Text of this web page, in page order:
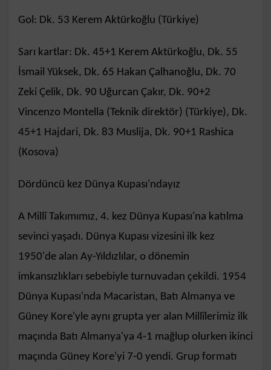
Gol: Dk. 53 Kerem Aktürkoğlu (Türkiye)
Sarı kartlar: Dk. 45+1 Kerem Aktürkoğlu, Dk. 55
İsmail Yüksek, Dk. 65 Hakan Çalhanoğlu, Dk. 70
Zeki Çelik, Dk. 90 Uğurcan Çakır, Dk. 90+2
Vincenzo Montella (Teknik direktör) (Türkiye), Dk.
45+1 Hajdari, Dk. 83 Muslija, Dk. 90+1 Rashica
(Kosova)
Dördüncü kez Dünya Kupası'ndayız
A Millî Takımımız, 4. kez Dünya Kupası'na katılma
sevinci yaşadı. Dünya Kupası vizesini ilk kez
1950'de alan Ay-Yıldızlılar, o dönemin
imkansızlıkları sebebiyle turnuvadan çekildi. 1954
Dünya Kupası'nda Macaristan, Batı Almanya ve
Güney Kore'yle aynı grupta yer alan Millîlerimiz ilk
maçında Batı Almanya'ya 4-1 mağlup olurken ikinci
maçında Güney Kore'yi 7-0 yendi. Grup formatı